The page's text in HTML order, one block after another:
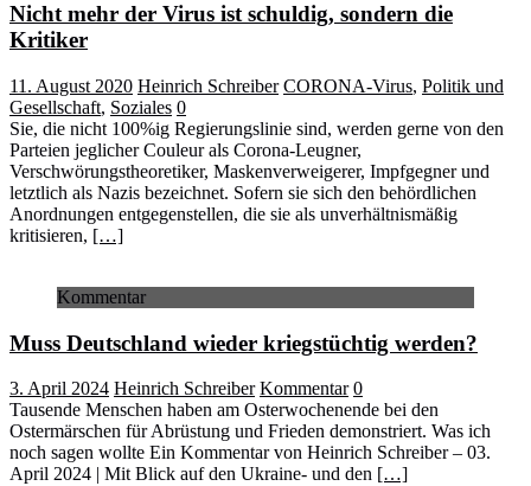
Nicht mehr der Virus ist schuldig, sondern die
Kritiker
11. August 2020 Heinrich Schreiber CORONA-Virus, Politik und
Gesellschaft, Soziales 0
Sie, die nicht 100%ig Regierungslinie sind, werden gerne von den
Parteien jeglicher Couleur als Corona-Leugner,
Verschwörungstheoretiker, Maskenverweigerer, Impfgegner und
letztlich als Nazis bezeichnet. Sofern sie sich den behördlichen
Anordnungen entgegenstellen, die sie als unverhältnismäßig
kritisieren, […]
Kommentar
Muss Deutschland wieder kriegstüchtig werden?
3. April 2024 Heinrich Schreiber Kommentar 0
Tausende Menschen haben am Osterwochenende bei den
Ostermärschen für Abrüstung und Frieden demonstriert. Was ich
noch sagen wollte Ein Kommentar von Heinrich Schreiber – 03.
April 2024 | Mit Blick auf den Ukraine- und den […]